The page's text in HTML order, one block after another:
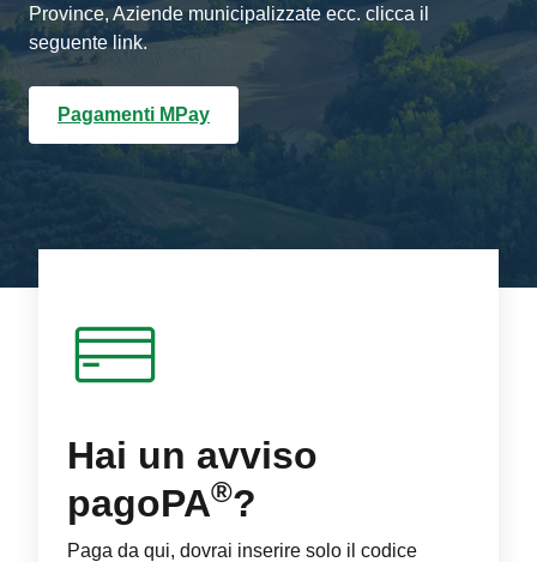
Province, Aziende municipalizzate ecc. clicca il
seguente link.
Pagamenti MPay
Hai un avviso
pagoPA®?
Paga da qui, dovrai inserire solo il codice